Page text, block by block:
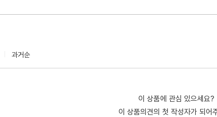
과거순
이 상품에 관심 있으세요?
이 상품의견의 첫 작성자가 되어